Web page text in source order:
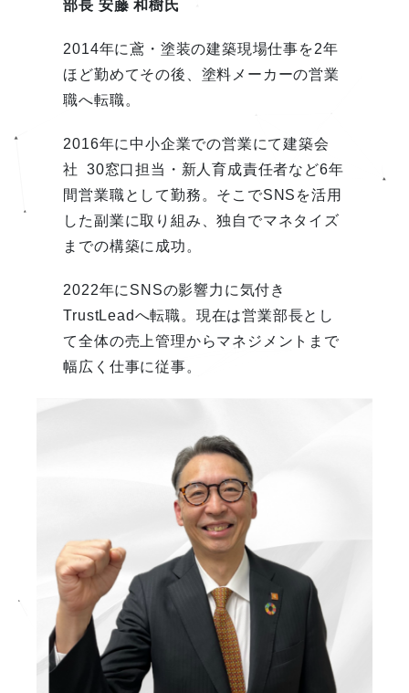
部長 安藤 和樹氏
2014年に鳶・塗装の建築現場仕事を2年
ほど勤めてその後、塗料メーカーの営業
職へ転職。
2016年に中小企業での営業にて建築会
社 30窓口担当・新人育成責任者など6年
間営業職として勤務。そこでSNSを活用
した副業に取り組み、独自でマネタイズ
までの構築に成功。
2022年にSNSの影響力に気付き
TrustLeadへ転職。現在は営業部長とし
て全体の売上管理からマネジメントまで
幅広く仕事に従事。